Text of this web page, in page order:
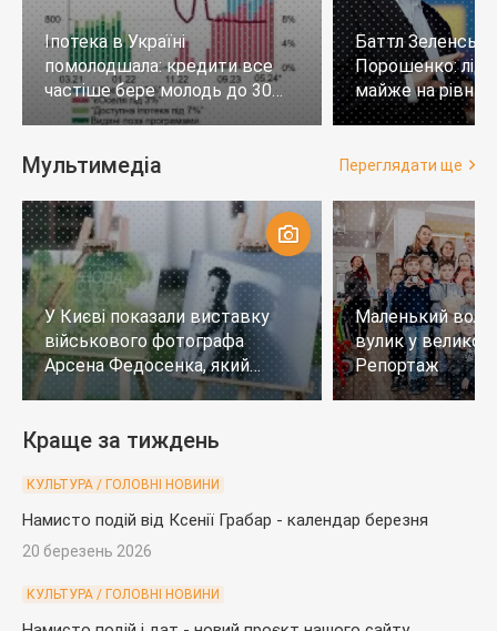
Іпотека в Україні
помолодшала: кредити все
частіше бере молодь до 30
років
Баттл
Порошенко:
майже на
тих, хто не
Мультимедіа Переглядати ще
У Києві показали виставку
військового фотографа
Арсена Федосенка, який
загинув на війні
Маленький
вулик у
Репортаж
Краще за тиждень
КУЛЬТУРА / ГОЛОВНІ НОВИНИ
Намисто подій від Ксенії Грабар - календар березня
20 березень 2026
КУЛЬТУРА / ГОЛОВНІ НОВИНИ